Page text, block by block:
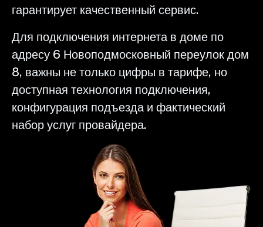
гарантирует качественный сервис.
Для подключения интернета в доме по
адресу 6 Новоподмосковный переулок дом
8, важны не только цифры в тарифе, но
доступная технология подключения,
конфигурация подъезда и фактический
набор услуг провайдера.